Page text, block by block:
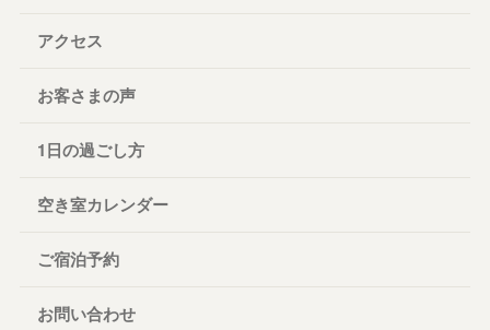
アクセス
お客さまの声
1日の過ごし方
空き室カレンダー
ご宿泊予約
お問い合わせ